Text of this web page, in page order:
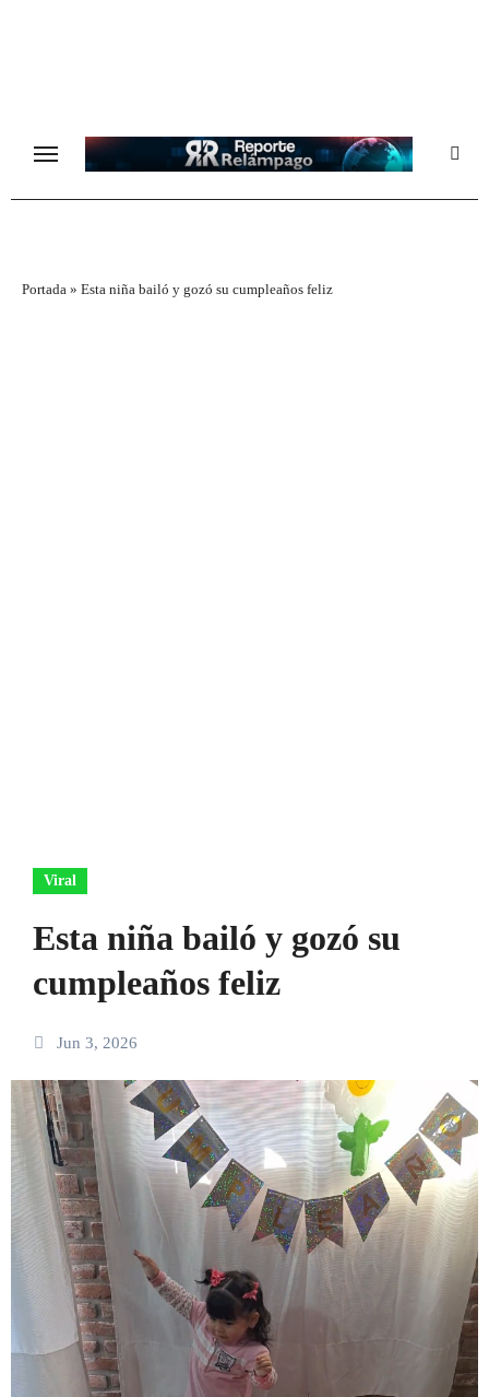
Portada» Esta niña bailó y gozó su cumpleaños feliz
Viral
Esta niña bailó y gozó su
cumpleaños feliz
Jun 3, 2026